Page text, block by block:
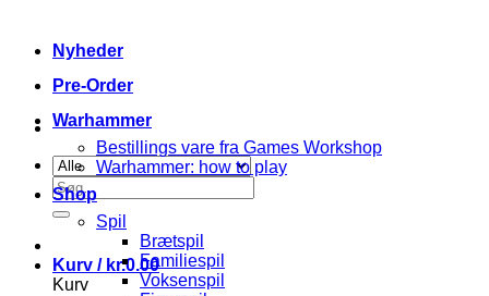
Søg
efter:
Kurv / kr.0.00
Kurv
Nyheder
Pre-Order
Warhammer
Bestillings vare fra Games Workshop
Warhammer: how to play
Shop
Spil
Brætspil
Familiespil
Voksenspil